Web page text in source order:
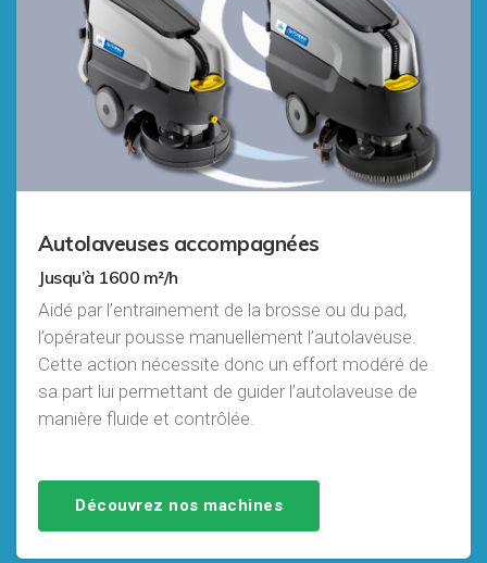
Autolaveuses accompagnées
Jusqu’à 1600 m²/h
Aidé par l’entrainement de la brosse ou du pad,
l’opérateur pousse manuellement l’autolaveuse.
Cette action nécessite donc un effort modéré de
sa part lui permettant de guider l’autolaveuse de
manière fluide et contrôlée.
Découvrez nos machines